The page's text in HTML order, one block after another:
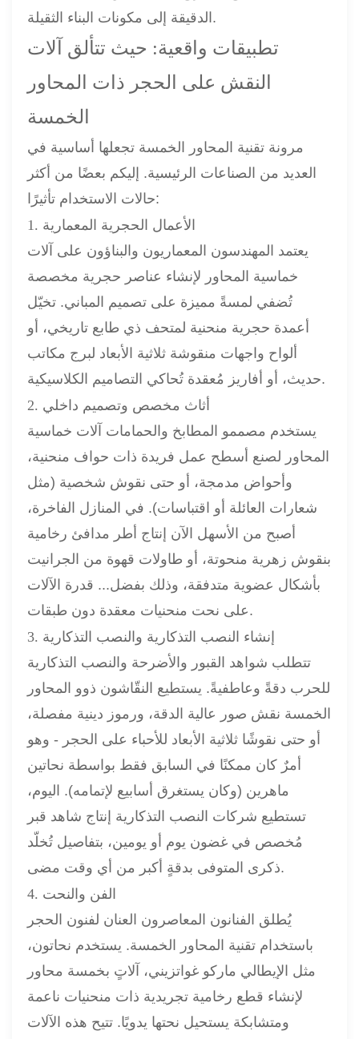
الدقيقة إلى مكونات البناء الثقيلة.
تطبيقات واقعية: حيث تتألق آلات
النقش على الحجر ذات المحاور
الخمسة
مرونة تقنية المحاور الخمسة تجعلها أساسية في
العديد من الصناعات الرئيسية. إليكم بعضًا من أكثر
حالات الاستخدام تأثيرًا:
1. الأعمال الحجرية المعمارية
يعتمد المهندسون المعماريون والبناؤون على آلات
خماسية المحاور لإنشاء عناصر حجرية مخصصة
تُضفي لمسةً مميزة على تصميم المباني. تخيّل
أعمدة حجرية منحنية لمتحف ذي طابع تاريخي، أو
ألواح واجهات منقوشة ثلاثية الأبعاد لبرج مكاتب
حديث، أو أفاريز مُعقدة تُحاكي التصاميم الكلاسيكية.
2. أثاث مخصص وتصميم داخلي
يستخدم مصممو المطابخ والحمامات آلات خماسية
المحاور لصنع أسطح عمل فريدة ذات حواف منحنية،
وأحواض مدمجة، أو حتى نقوش شخصية (مثل
شعارات العائلة أو اقتباسات). في المنازل الفاخرة،
أصبح من الأسهل الآن إنتاج أطر مدافئ رخامية
بنقوش زهرية منحوتة، أو طاولات قهوة من الجرانيت
بأشكال عضوية متدفقة، وذلك بفضل... قدرة الآلات
على نحت منحنيات معقدة دون طبقات.
3. إنشاء النصب التذكارية والنصب التذكارية
تتطلب شواهد القبور والأضرحة والنصب التذكارية
للحرب دقةً وعاطفيةً. يستطيع النقّاشون ذوو المحاور
الخمسة نقش صور عالية الدقة، ورموز دينية مفصلة،
​​أو حتى نقوشًا ثلاثية الأبعاد للأحباء على الحجر - وهو
أمرٌ كان ممكنًا في السابق فقط بواسطة نحاتين
ماهرين (وكان يستغرق أسابيع لإتمامه). اليوم،
تستطيع شركات النصب التذكارية إنتاج شاهد قبر
مُخصص في غضون يوم أو يومين، بتفاصيل تُخلّد
ذكرى المتوفى بدقةٍ أكبر من أي وقت مضى.
4. الفن والنحت
يُطلق الفنانون المعاصرون العنان لفنون الحجر
باستخدام تقنية المحاور الخمسة. يستخدم نحاتون،
مثل الإيطالي ماركو غواتزيني، آلاتٍ بخمسة محاور
لإنشاء قطع رخامية تجريدية ذات منحنيات ناعمة
ومتشابكة يستحيل نحتها يدويًا. تتيح هذه الآلات